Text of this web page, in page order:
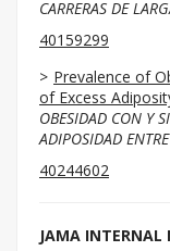
CARRERAS DE
40159299
Prevalence of
of Excess
OBESIDAD CON Y
ADIPOSIDAD
40244602
JAMA INTERNAL